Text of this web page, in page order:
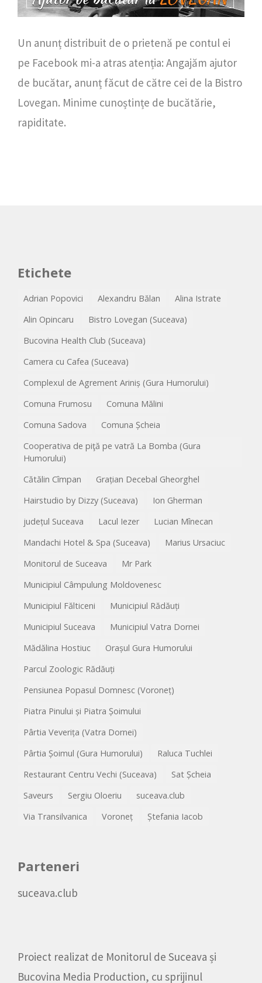
Un anunț distribuit de o prietenă pe contul ei
pe Facebook mi-a atras atenția: Angajăm ajutor
de bucătar, anunț făcut de către cei de la Bistro
Lovegan. Minime cunoștințe de bucătărie,
rapiditate.
Etichete
Adrian Popovici Alexandru Bălan
Alina Istrate
Alin Opincaru
Bistro Lovegan (Suceava)
Bucovina Health Club (Suceava)
Camera cu Cafea (Suceava)
Complexul de Agrement Ariniș (Gura Humorului)
Comuna Frumosu
Comuna Mălini
Comuna Sadova
Comuna Șcheia
Cooperativa de piţă pe vatră La Bomba (Gura
Humorului)
Cătălin Cîmpan
Grațian Decebal Gheorghel
Hairstudio by Dizzy (Suceava)
Ion Gherman
județul Suceava
Lacul Iezer
Lucian Mînecan
Mandachi Hotel & Spa (Suceava)
Marius Ursaciuc
Monitorul de Suceava
Mr Park
Municipiul Câmpulung Moldovenesc
Municipiul Fălticeni
Municipiul Rădăuți
Municipiul Suceava
Municipiul Vatra Dornei
Mădălina Hostiuc
Orașul Gura Humorului
Parcul Zoologic Rădăuți
Pensiunea Popasul Domnesc (Voroneț)
Piatra Pinului și Piatra Șoimului
Pârtia Veverița (Vatra Dornei)
Pârtia Șoimul (Gura Humorului)
Raluca Tuchlei
Restaurant Centru Vechi (Suceava)
Sat Șcheia
Saveurs
Sergiu Oloeriu
suceava.club
Via Transilvanica
Voroneț Ștefania Iacob
Parteneri
suceava.club
Proiect realizat de Monitorul de Suceava și
Bucovina Media Production, cu sprijinul